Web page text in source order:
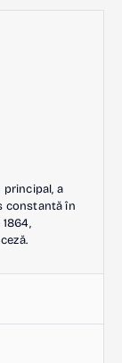
principal, a
constantă în